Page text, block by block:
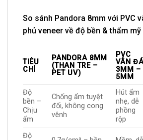
So sánh Pandora 8mm với PVC
phủ veneer về độ bền & thẩm mỹ
TIÊU
CHÍ
PANDORA 8MM
(THAN TRE –
PET UV)
PVC
VÂN
3MM –
5MM
Độ
bền –
Chịu
ẩm
Chống ẩm tuyệt
đối, không cong
vênh
Hút ẩm
nhẹ, dễ
phồng
rộp
Độ